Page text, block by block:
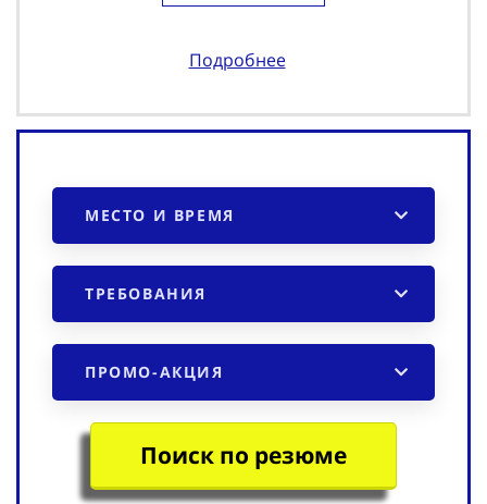
Подробнее
МЕСТО И ВРЕМЯ
ТРЕБОВАНИЯ
ПРОМО-АКЦИЯ
Поиск по резюме